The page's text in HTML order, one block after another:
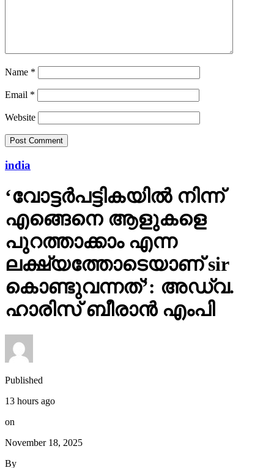
Name *
Email *
Website
india
‘വോട്ടര്‍പട്ടികയില്‍ നിന്ന്
എങ്ങെനെ ആളുകളെ
പുറത്താക്കാം എന്ന
ലക്ഷ്യത്തോടെയാണ് sir
കൊണ്ടുവന്നത്’: അഡ്വ.
ഹാരിസ് ബീരാൻ എംപി
Published
13 hours ago
on
November 18, 2025
By